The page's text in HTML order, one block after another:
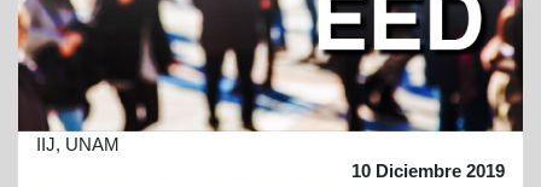
IIJ, UNAM
10 Diciembre 2019